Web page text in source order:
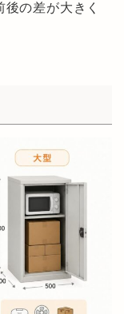
の差が大きく